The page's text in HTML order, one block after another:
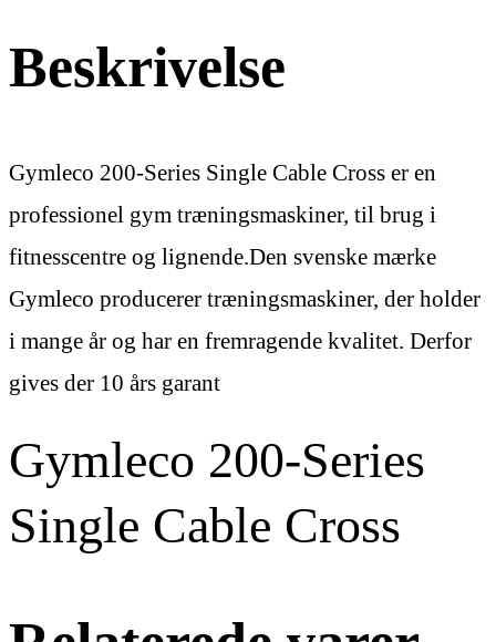
Beskrivelse
Gymleco 200-Series Single Cable Cross er en
professionel gym træningsmaskiner, til brug i
fitnesscentre og lignende.Den svenske mærke
Gymleco producerer træningsmaskiner, der holder
i mange år og har en fremragende kvalitet. Derfor
gives der 10 års garant
Gymleco 200-Series
Single Cable Cross